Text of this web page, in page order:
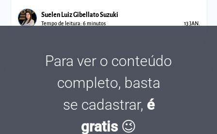
Suelen Luiz Gibellato Suzuki
Tempo de leitura: 6 minutos 13 JAN.
Para ver o conteúdo
completo, basta
se cadastrar, é
gratis😉